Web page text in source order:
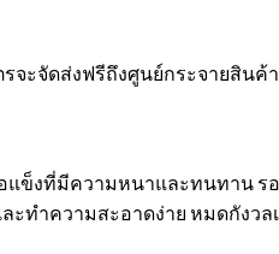
ะจัดส่งฟรีถึงศูนย์กระจายสิน
อแข็งที่มีความหนาและทนทาน ร
ะทำความสะอาดง่าย หมดกังวลเ